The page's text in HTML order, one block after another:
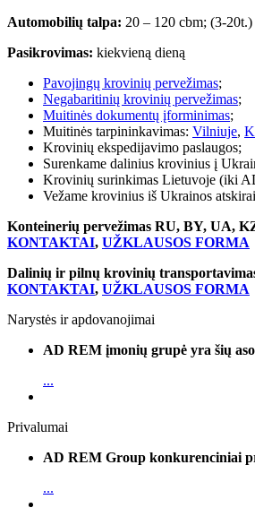
Automobilių talpa: 20 – 120 cbm; (3-20t.)
Pasikrovimas: kiekvieną dieną
Pavojingų krovinių pervežimas;
Negabaritinių krovinių pervežimas;
Muitinės dokumentų įforminimas;
Muitinės tarpininkavimas: Vilniuje,
Krovinių ekspedijavimo paslaugos;
Surenkame dalinius krovinius į
Krovinių surinkimas Lietuvoje (iki
Vežame krovinius iš Ukrainos
Konteinerių pervežimas RU, BY, UA,
KONTAKTAI, UŽKLAUSOS FORMA
Dalinių ir pilnų krovinių
KONTAKTAI, UŽKLAUSOS FORMA
Narystės ir apdovanojimai
AD REM įmonių grupė yra šių
...
Privalumai
AD REM Group konkurenciniai
...